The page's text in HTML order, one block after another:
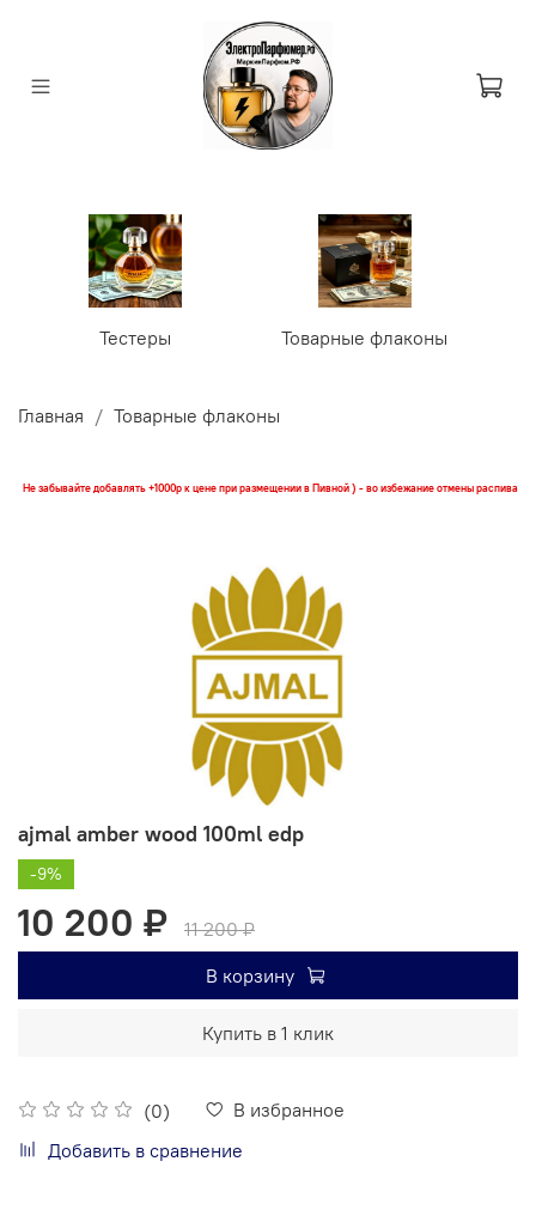
Тестеры Товарные флаконы
Главная Товарные флаконы
Не забывайте добавлять +1000р к цене при размещении в Пивной ) - во избежание отмены распива
ajmal amber wood 100ml edp
(0)
В избранное
Добавить в сравнение
-9%
10 200 ₽
11 200 ₽
В корзину
Купить в 1 клик